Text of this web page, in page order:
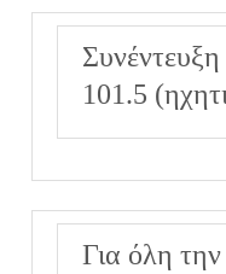
101.5
Για όλη την